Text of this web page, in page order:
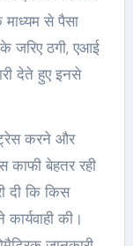
से पैसा
के जरिए ठगी, एआई
देते हुए इनसे
ट्रेस करने और
काफी बेहतर रही
दी कि किस
की।